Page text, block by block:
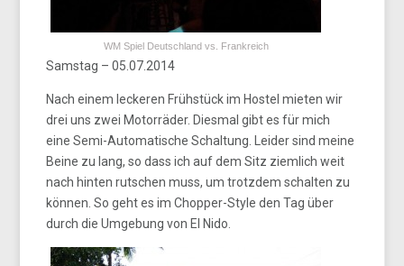
WM Spiel Deutschland vs. Frankreich
Samstag – 05.07.2014
Nach einem leckeren Frühstück im Hostel mieten wir
drei uns zwei Motorräder. Diesmal gibt es für mich
eine Semi-Automatische Schaltung. Leider sind meine
Beine zu lang, so dass ich auf dem Sitz ziemlich weit
nach hinten rutschen muss, um trotzdem schalten zu
können. So geht es im Chopper-Style den Tag über
durch die Umgebung von El Nido.